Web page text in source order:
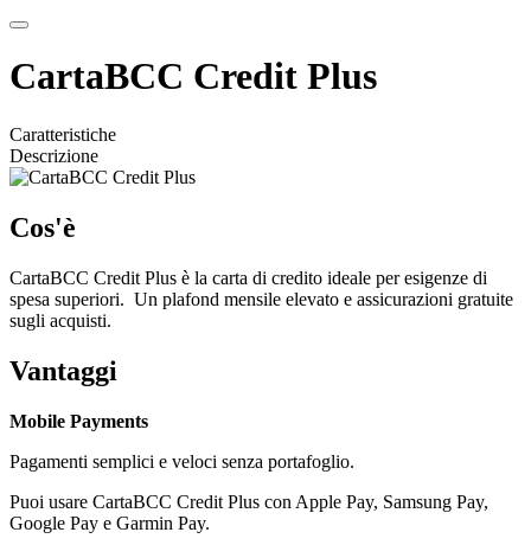
CartaBCC Credit Plus
Caratteristiche
Descrizione
Cos'è
CartaBCC Credit Plus è la carta di credito ideale per esigenze di
spesa superiori. Un plafond mensile elevato e assicurazioni gratuite
sugli acquisti.
Vantaggi
Mobile Payments
Pagamenti semplici e veloci senza portafoglio.
Puoi usare CartaBCC Credit Plus con Apple Pay, Samsung Pay,
Google Pay e Garmin Pay.